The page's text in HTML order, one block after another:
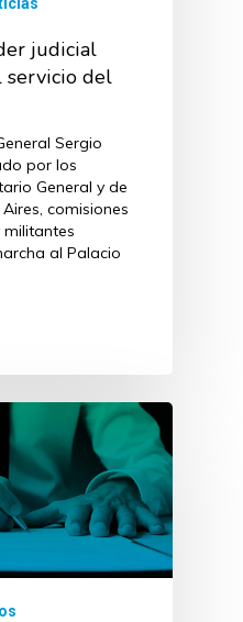
judicial
servicio del
Sergio
por los
General y de
comisiones
militantes
al Palacio